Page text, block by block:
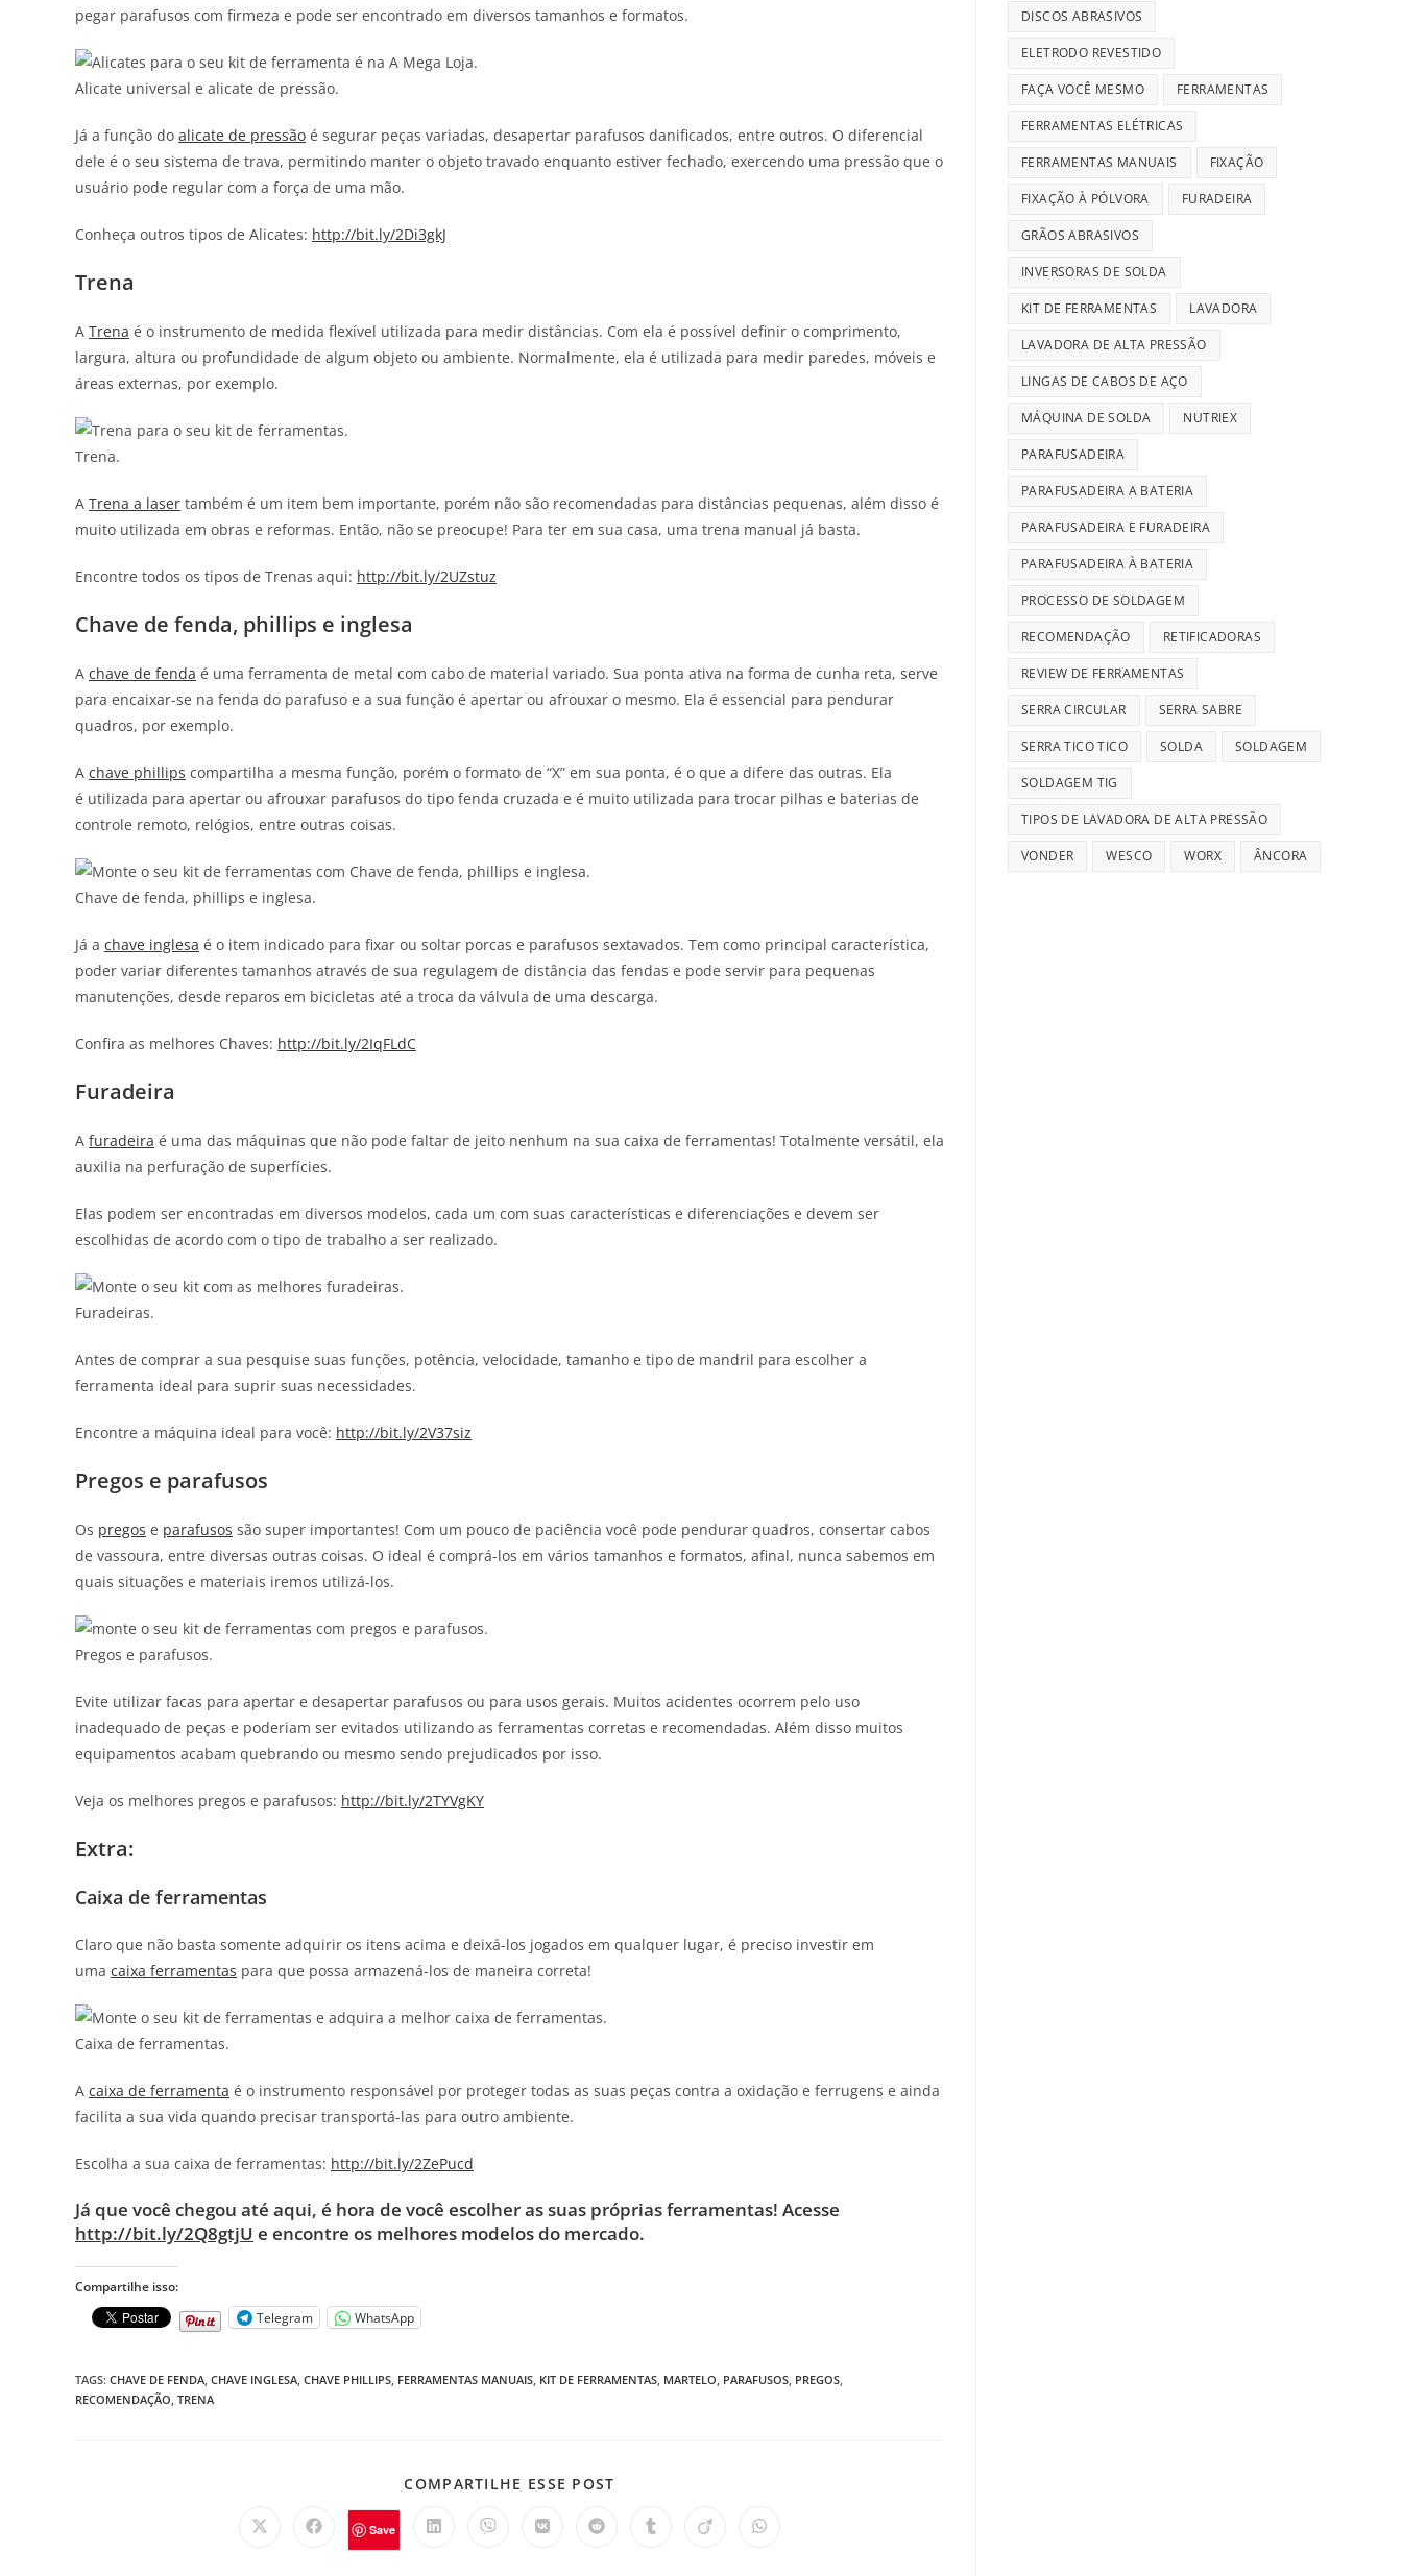
pegar parafusos com firmeza e pode ser encontrado em diversos tamanhos e formatos.
Alicate universal e alicate de pressão.
Já a função do alicate de pressão é segurar peças variadas, desapertar parafusos danificados, entre outros. O diferencial
dele é o seu sistema de trava, permitindo manter o objeto travado enquanto estiver fechado, exercendo uma pressão que o
usuário pode regular com a força de uma mão.
Conheça outros tipos de Alicates: http://bit.ly/2Di3gkJ
Trena
A Trena é o instrumento de medida flexível utilizada para medir distâncias. Com ela é possível definir o comprimento,
largura, altura ou profundidade de algum objeto ou ambiente. Normalmente, ela é utilizada para medir paredes, móveis e
áreas externas, por exemplo.
Trena.
A Trena a laser também é um item bem importante, porém não são recomendadas para distâncias pequenas, além disso é
muito utilizada em obras e reformas. Então, não se preocupe! Para ter em sua casa, uma trena manual já basta.
Encontre todos os tipos de Trenas aqui: http://bit.ly/2UZstuz
Chave de fenda, phillips e inglesa
A chave de fenda é uma ferramenta de metal com cabo de material variado. Sua ponta ativa na forma de cunha reta, serve
para encaixar-se na fenda do parafuso e a sua função é apertar ou afrouxar o mesmo. Ela é essencial para pendurar
quadros, por exemplo.
A chave phillips compartilha a mesma função, porém o formato de “X” em sua ponta, é o que a difere das outras. Ela
é utilizada para apertar ou afrouxar parafusos do tipo fenda cruzada e é muito utilizada para trocar pilhas e baterias de
controle remoto, relógios, entre outras coisas.
Chave de fenda, phillips e inglesa.
Já a chave inglesa é o item indicado para fixar ou soltar porcas e parafusos sextavados. Tem como principal característica,
poder variar diferentes tamanhos através de sua regulagem de distância das fendas e pode servir para pequenas
manutenções, desde reparos em bicicletas até a troca da válvula de uma descarga.
Confira as melhores Chaves: http://bit.ly/2IqFLdC
Furadeira
A furadeira é uma das máquinas que não pode faltar de jeito nenhum na sua caixa de ferramentas! Totalmente versátil, ela
auxilia na perfuração de superfícies.
Elas podem ser encontradas em diversos modelos, cada um com suas características e diferenciações e devem ser
escolhidas de acordo com o tipo de trabalho a ser realizado.
Furadeiras.
Antes de comprar a sua pesquise suas funções, potência, velocidade, tamanho e tipo de mandril para escolher a
ferramenta ideal para suprir suas necessidades.
Encontre a máquina ideal para você: http://bit.ly/2V37siz
Pregos e parafusos
Os pregos e parafusos são super importantes! Com um pouco de paciência você pode pendurar quadros, consertar cabos
de vassoura, entre diversas outras coisas. O ideal é comprá-los em vários tamanhos e formatos, afinal, nunca sabemos em
quais situações e materiais iremos utilizá-los.
Pregos e parafusos.
Evite utilizar facas para apertar e desapertar parafusos ou para usos gerais. Muitos acidentes ocorrem pelo uso
inadequado de peças e poderiam ser evitados utilizando as ferramentas corretas e recomendadas. Além disso muitos
equipamentos acabam quebrando ou mesmo sendo prejudicados por isso.
Veja os melhores pregos e parafusos: http://bit.ly/2TYVgKY
Extra:
Caixa de ferramentas
Claro que não basta somente adquirir os itens acima e deixá-los jogados em qualquer lugar, é preciso investir em
uma caixa ferramentas para que possa armazená-los de maneira correta!
Caixa de ferramentas.
A caixa de ferramenta é o instrumento responsável por proteger todas as suas peças contra a oxidação e ferrugens e ainda
facilita a sua vida quando precisar transportá-las para outro ambiente.
Escolha a sua caixa de ferramentas: http://bit.ly/2ZePucd
Já que você chegou até aqui, é hora de você escolher as suas próprias ferramentas! Acesse
http://bit.ly/2Q8gtjU e encontre os melhores modelos do mercado.
Compartilhe isso:
Telegram
WhatsApp
TAGS: CHAVE DE FENDA, CHAVE INGLESA, CHAVE PHILLIPS, FERRAMENTAS MANUAIS, KIT DE FERRAMENTAS, MARTELO, PARAFUSOS, PREGOS,
RECOMENDAÇÃO, TRENA
COMPARTILHE ESSE POST
Save
DISCOS ABRASIVOS
ELETRODO REVESTIDO
FAÇA VOCÊ MESMO FERRAMENTAS
FERRAMENTAS ELÉTRICAS
FERRAMENTAS MANUAIS FIXAÇÃO
FIXAÇÃO À PÓLVORA FURADEIRA
GRÃOS ABRASIVOS
INVERSORAS DE SOLDA
KIT DE FERRAMENTAS LAVADORA
LAVADORA DE ALTA PRESSÃO
LINGAS DE CABOS DE AÇO
MÁQUINA DE SOLDA NUTRIEX
PARAFUSADEIRA
PARAFUSADEIRA A BATERIA
PARAFUSADEIRA E FURADEIRA
PARAFUSADEIRA À BATERIA
PROCESSO DE SOLDAGEM
RECOMENDAÇÃO RETIFICADORAS
REVIEW DE FERRAMENTAS
SERRA CIRCULAR SERRA SABRE
SERRA TICO TICO SOLDA SOLDAGEM
SOLDAGEM TIG
TIPOS DE LAVADORA DE ALTA PRESSÃO
VONDER WESCO WORX ÂNCORA